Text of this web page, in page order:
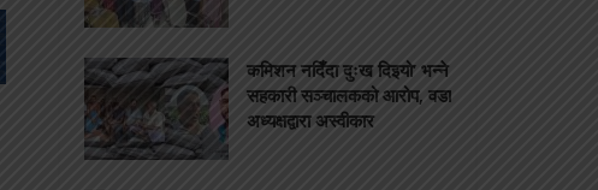
कमिशन नदिँदा दुःख दिइयो’ भन्ने
सहकारी सञ्चालकको आरोप, वडा
अध्यक्षद्वारा अस्वीकार